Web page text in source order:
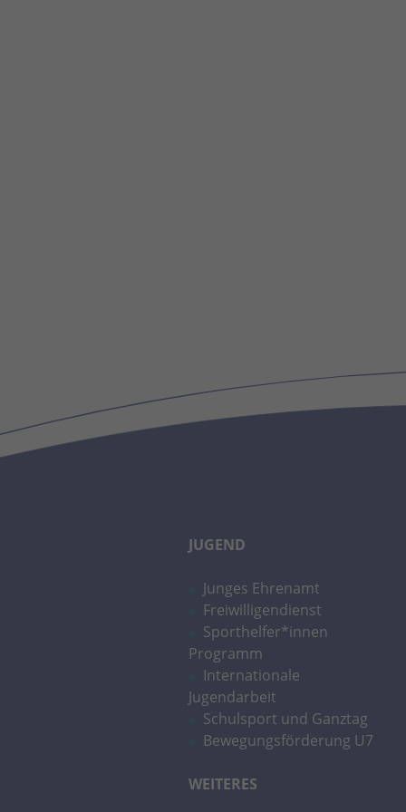
JUGEND
Junges Ehrenamt
Freiwilligendienst
Sporthelfer*innen
Programm
Internationale
Jugendarbeit
Schulsport und Ganztag
Bewegungsförderung U7
WEITERES